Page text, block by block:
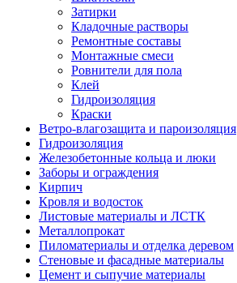
Затирки
Кладочные растворы
Ремонтные составы
Монтажные смеси
Ровнители для пола
Клей
Гидроизоляция
Краски
Ветро-влагозащита и пароизоляция
Гидроизоляция
Железобетонные кольца и люки
Заборы и ограждения
Кирпич
Кровля и водосток
Листовые материалы и ЛСТК
Металлопрокат
Пиломатериалы и отделка деревом
Стеновые и фасадные материалы
Цемент и сыпучие материалы